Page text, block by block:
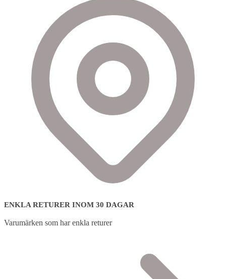
ENKLA RETURER INOM 30 DAGAR
Varumärken som har enkla returer